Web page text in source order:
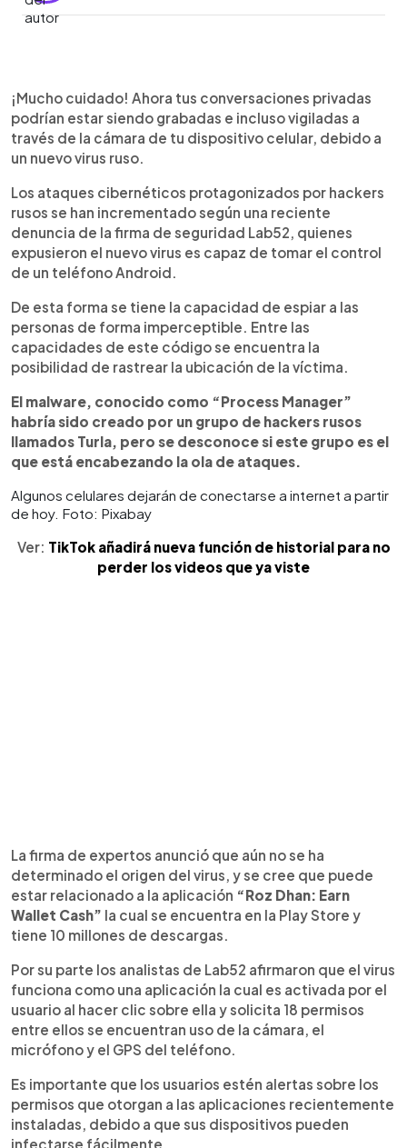
Escuchar artículo
¡Mucho cuidado! Ahora tus conversaciones privadas
podrían estar siendo grabadas e incluso vigiladas a
través de la cámara de tu dispositivo celular, debido a
un nuevo virus ruso.
Los ataques cibernéticos protagonizados por hackers
rusos se han incrementado según una reciente
denuncia de la firma de seguridad Lab52, quienes
expusieron el nuevo virus es capaz de tomar el control
de un teléfono Android.
De esta forma se tiene la capacidad de espiar a las
personas de forma imperceptible. Entre las
capacidades de este código se encuentra la
posibilidad de rastrear la ubicación de la víctima.
El malware, conocido como “Process Manager”
habría sido creado por un grupo de hackers rusos
llamados Turla, pero se desconoce si este grupo es el
que está encabezando la ola de ataques.
Algunos celulares dejarán de conectarse a internet a partir
de hoy. Foto: Pixabay
Ver: TikTok añadirá nueva función de historial para no
perder los videos que ya viste
La firma de expertos anunció que aún no se ha
determinado el origen del virus, y se cree que puede
estar relacionado a la aplicación “Roz Dhan: Earn
Wallet Cash” la cual se encuentra en la Play Store y
tiene 10 millones de descargas.
Por su parte los analistas de Lab52 afirmaron que el virus
funciona como una aplicación la cual es activada por el
usuario al hacer clic sobre ella y solicita 18 permisos
entre ellos se encuentran uso de la cámara, el
micrófono y el GPS del teléfono.
Es importante que los usuarios estén alertas sobre los
permisos que otorgan a las aplicaciones recientemente
instaladas, debido a que sus dispositivos pueden
infectarse fácilmente.